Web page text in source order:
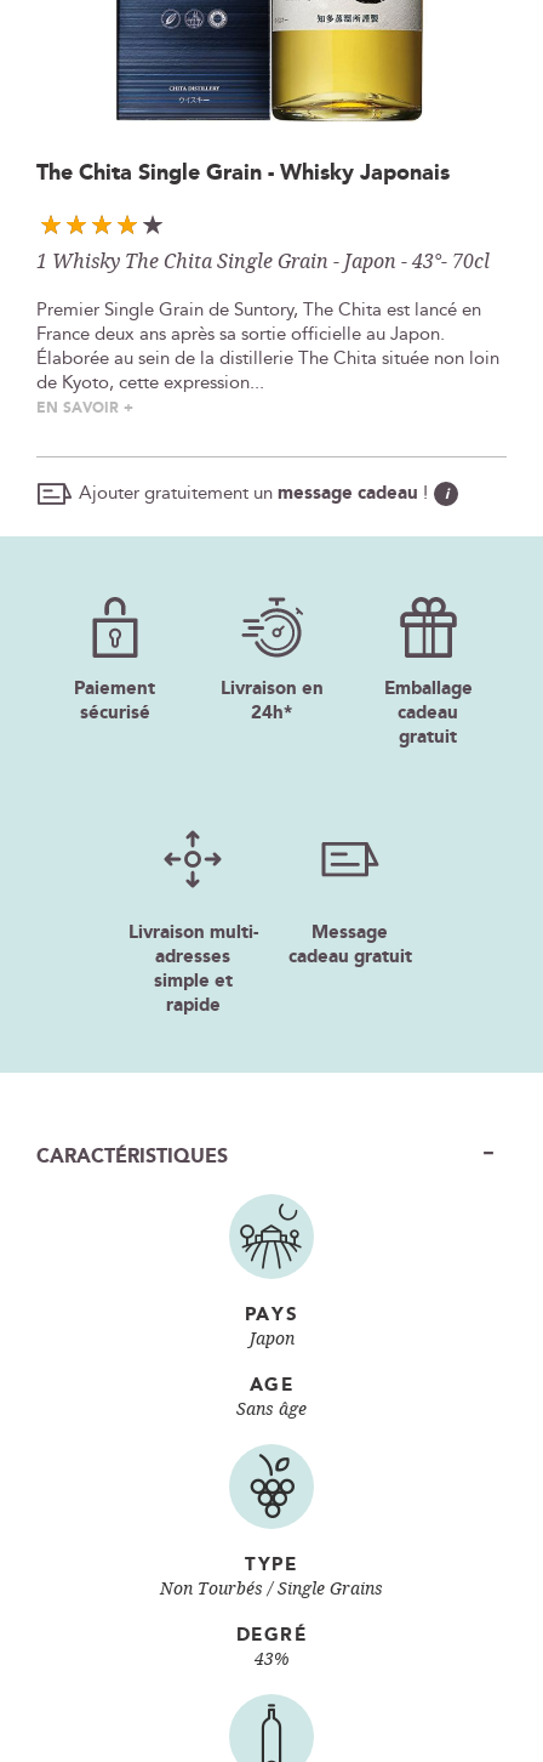
Skip
the
beginning
of
images
gallery
The Chita Single Grain - Whisky Japonais
1 Whisky The Chita Single Grain - Japon - 43°- 70cl
Premier Single Grain de Suntory, The Chita est lancé en
France deux ans après sa sortie officielle au Japon.
Élaborée au sein de la distillerie The Chita située non loin
de Kyoto, cette expression...
EN SAVOIR +
Ajouter gratuitement unmessage cadeau ! i
Paiement
sécurisé
Livraison en
24h*
Emballage
cadeau
gratuit
Livraison multi-
adresses
simple et
rapide
Message
cadeau gratuit
CARACTÉRISTIQUES
PAYS
Japon
AGE
Sans âge
TYPE
Non Tourbés Single Grains
DEGRÉ
43%